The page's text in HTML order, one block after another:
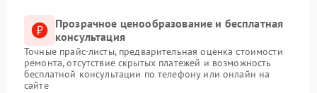
Прозрачное ценообразование и бесплатная
консультация
Точные прайс-листы, предварительная оценка стоимости
ремонта, отсутствие скрытых платежей и возможность
бесплатной консультации по телефону или онлайн на
сайте